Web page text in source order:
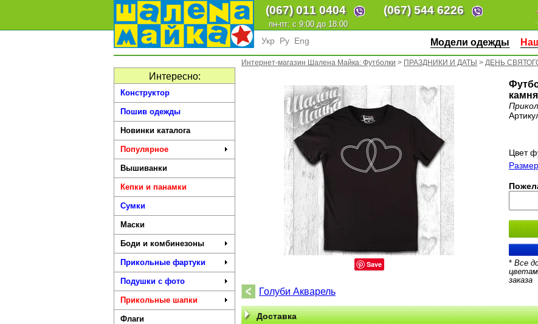
(067)011 0404 (067)544 6226
пн-пт: с 9:00 до 18:00
Укр Ру Eng Модели одежды
Интересно:
Конструктор
Пошив одежды
Новинки каталога
Популярное
Вышиванки
Кепки и панамки
Сумки
Маски
Боди и комбинезоны
Прикольные фартуки
Подушки с фото
Прикольные шапки
Флаги
Интернет-магазин Шалена Майка: Футболки > ПРАЗДНИКИ И ДАТЫ > ДЕНЬ
Save
Цвет
Размер
* Все
заказа
Голуби Акварель
Доставка